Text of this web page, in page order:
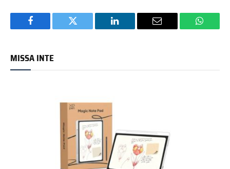
Facebook Twitter LinkedIn Email
MISSA INTE